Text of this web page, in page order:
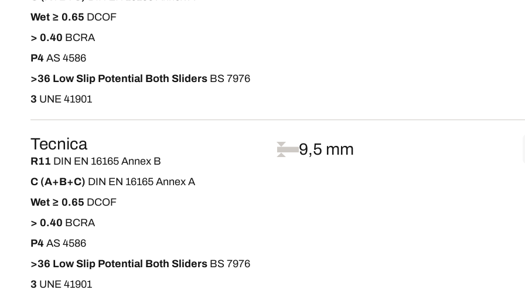
Wet ≥ 0.65 DCOF
> 0.40 BCRA
P4 AS 4586
>36 Low Slip Potential Both Sliders BS 7976
3 UNE 41901
Tecnica
R11 DIN EN 16165 Annex B
C (A+B+C) DIN EN 16165 Annex A
Wet ≥ 0.65 DCOF
> 0.40 BCRA
P4 AS 4586
>36 Low Slip Potential Both Sliders BS 7976
3 UNE 41901
9,5 mm